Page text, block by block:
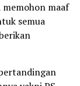
maaf
semua